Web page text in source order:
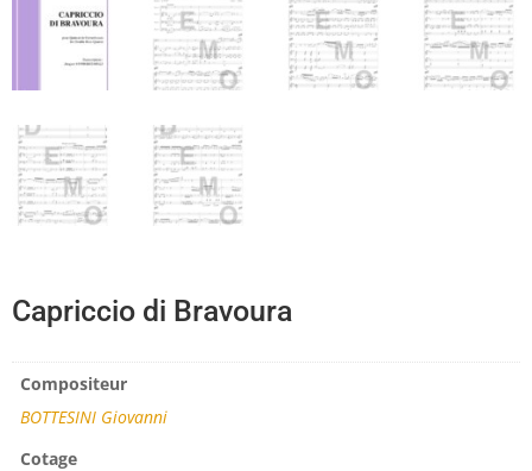
Capriccio di Bravoura
Compositeur
BOTTESINI Giovanni
Cotage